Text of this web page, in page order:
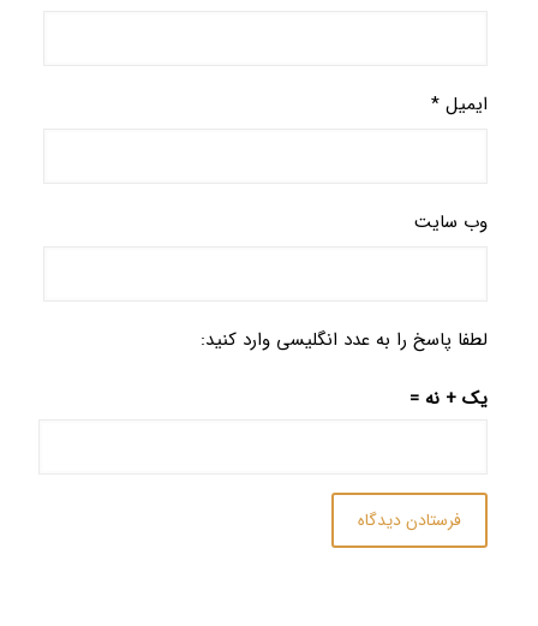
ایمیل*
وب‌ سایت
لطفا پاسخ را به عدد انگلیسی وارد کنید:
یک + نه =